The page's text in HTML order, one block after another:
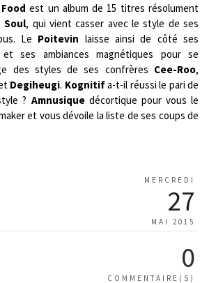
Foodest un album de 15 titres résolument
Soul, qui vient casser avec le style de ses
Le Poitevin laisse ainsi de côté ses
ses ambiances magnétiques pour se
des styles de ses confrères Cee-Roo,
Degiheugi. Kognitifa-t-il réussi le pari de
? Amnusiquedécortique pour vous le
et vous dévoile la liste de ses coups de
MERCREDI
27
MAI 2015
0
COMMENTAIRE(S)